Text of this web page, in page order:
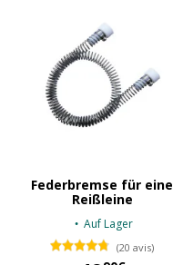
Federbremse für eine
Reißleine
Auf Lager
(20 avis)